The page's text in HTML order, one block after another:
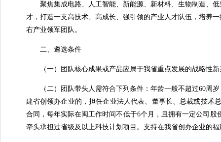
聚焦集成电路、人工智能、新能源、新材料、生物制造、低
才，打造一支高技术、高成长、强引领的产业人才队伍，培养
右产业领军团队。
二、遴选条件
（一）团队核心成果或产品应属于我省重点发展的战略性新
（二）团队带头人需符合下列条件：年龄一般不超过60周岁
建省创领办企业的，担任企业法人代表、董事长、总裁或技术
合同，每年实际在闽工作时间不低于6个月，且拥有一定公司
牵头承担过省级及以上科技计划项目。支持在我省创办企业的